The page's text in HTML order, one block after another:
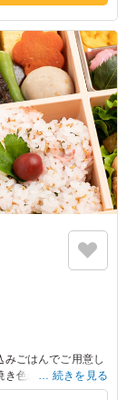
ごはんでご用意し
き色の香ばしさがバ
取りそろえた副菜と
続きを見る